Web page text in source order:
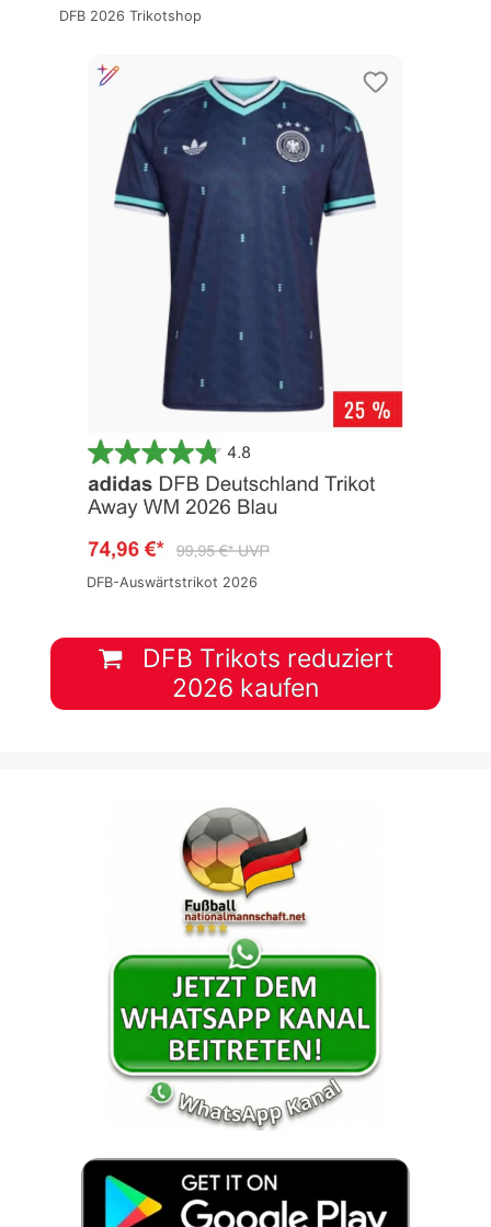
DFB 2026 Trikotshop
DFB-Auswärtstrikot 2026
DFB Trikots reduziert
2026 kaufen